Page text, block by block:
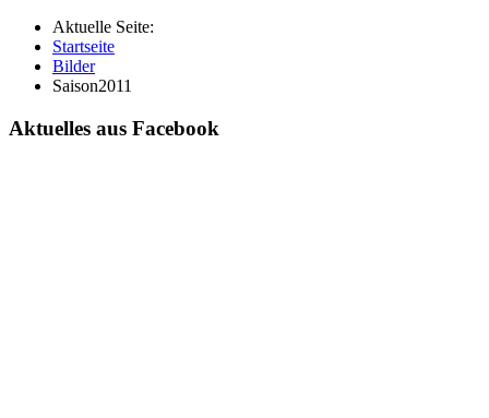
Aktuelle Seite:
Startseite
Bilder
Saison2011
Aktuelles aus Facebook